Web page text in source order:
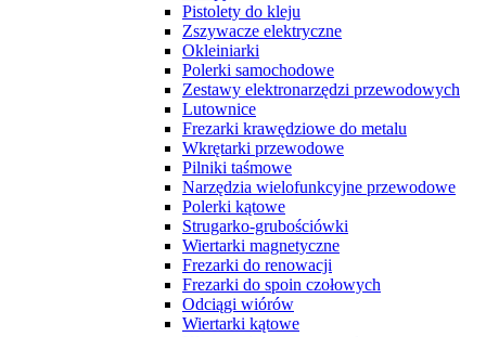
Pistolety do kleju
Zszywacze elektryczne
Okleiniarki
Polerki samochodowe
Zestawy elektronarzędzi przewodowych
Lutownice
Frezarki krawędziowe do metalu
Wkrętarki przewodowe
Pilniki taśmowe
Narzędzia wielofunkcyjne przewodowe
Polerki kątowe
Strugarko-grubościówki
Wiertarki magnetyczne
Frezarki do renowacji
Frezarki do spoin czołowych
Odciągi wiórów
Wiertarki kątowe